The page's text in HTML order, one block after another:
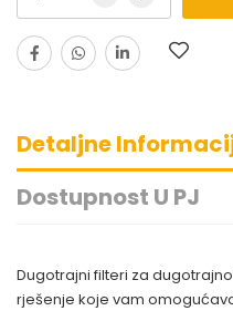
Detaljne
Dostupnost U PJ
Dugotrajni filteri za
rješenje koje vam